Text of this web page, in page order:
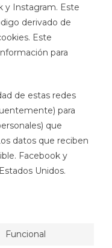
y Instagram. Este
derivado de
Este
para
de estas redes
para
que
datos que reciben
Facebook y
Unidos.
Funcional